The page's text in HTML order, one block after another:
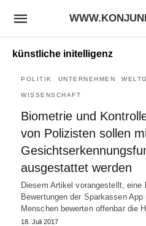
künstliche initelligenz
POLITIK UNTERNEHMEN
WISSENSCHAFT
Biometrie und
von Polizisten sollen
ausgestattet werden
Diesem Artikel vorangestellt, eine
Bewertungen der Sparkassen
Menschen bewerten offenbar die
18. Juli 2017